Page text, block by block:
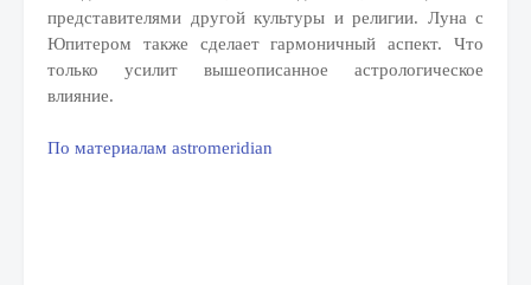
представителями другой культуры и религии. Луна с
Юпитером также сделает гармоничный аспект. Что
только усилит вышеописанное астрологическое
влияние.
По материалам astromeridian